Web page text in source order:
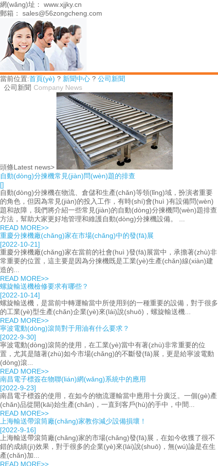
網(wǎng)址： www.xjjky.cn
郵箱： sales@56zongcheng.com
當前位置:首頁(yè) ? 新聞中心 ? 公司新聞
公司新聞 Company News
頭條Latest news>
自動(dòng)分揀機常見(jiàn)問(wèn)題的排查
[]
自動(dòng)分揀機在物流、倉儲和生產(chǎn)等領(lǐng)域，扮演者重要
的角色，但因為常見(jiàn)的投入工作，有時(shí)會(huì )有設備問(wèn)
題和故障，我們將介紹一些常見(jiàn)的自動(dòng)分揀機問(wèn)題排查
方法，幫助大家更好地管理和維護自動(dòng)分揀機設備。 ...
READ MORE>>
重慶分揀機廠(chǎng)家在市場(chǎng)中的發(fā)展
[2022-10-21]
重慶分揀機廠(chǎng)家在當前的社會(huì )發(fā)展當中，承擔著(zhù)非
常重要的位置，這主要是因為分揀機既是工業(yè)生產(chǎn)線(xiàn)建
造的...
READ MORE>>
螺旋輸送機檢修要求有哪些？
[2022-10-14]
螺旋輸送機，是當前中轉運輸當中所使用到的一種重要的設備，對于很多
的工業(yè)型生產(chǎn)企業(yè)來(lái)說(shuō)，螺旋輸送機...
READ MORE>>
寧波電動(dòng)滾筒對于用油有什么要求？
[2022-9-30]
寧波電動(dòng)滾筒的使用，在工業(yè)當中有著(zhù)非常重要的位
置，尤其是隨著(zhù)如今市場(chǎng)的不斷發(fā)展，更是給寧波電動
(dòng)滾...
READ MORE>>
南昌電子標簽在物聯(lián)網(wǎng)系統中的應用
[2022-9-23]
南昌電子標簽的使用，在如今的物流運輸當中應用十分廣泛。一個(gè)產
(chǎn)品從開(kāi)始生產(chǎn)，一直到客戶(hù)的手中，中間...
READ MORE>>
上海輸送帶滾筒廠(chǎng)家教你減少設備損壞！
[2022-9-16]
上海輸送帶滾筒廠(chǎng)家的市場(chǎng)發(fā)展，在如今收獲了很不
錯的成績(jì)效果，對于很多的企業(yè)來(lái)說(shuō)，無(wú)論是在生
產(chǎn)加...
READ MORE>>